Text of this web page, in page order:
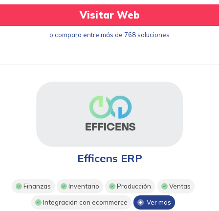
Visitar Web
o compara entre más de 768 soluciones
Efficens ERP
Finanzas Inventario Producción Ventas
Integración con ecommerce Ver más